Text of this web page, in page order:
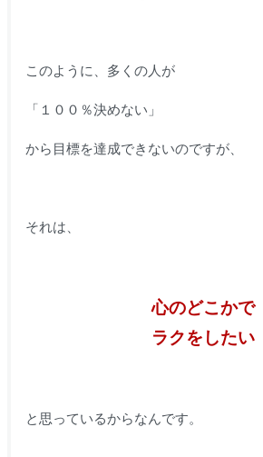
このように、多くの人が
「１００％決めない」
から目標を達成できないのですが、
それは、
心のどこかで
ラクをしたい
と思っているからなんです。